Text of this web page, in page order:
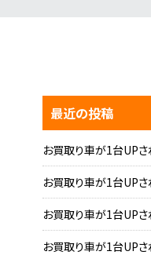
最近の投稿
お買取り車が1台UPさ
お買取り車が1台UPさ
お買取り車が1台UPさ
お買取り車が1台UPさ